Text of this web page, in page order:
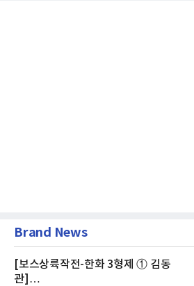
Brand News
[보스상륙작전-한화 3형제 ① 김동
관]